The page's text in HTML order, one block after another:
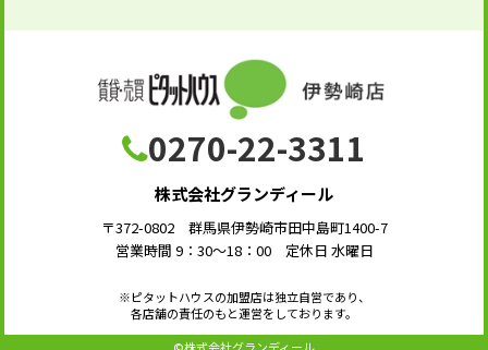
0270-22-3311
株式会社グランディール
〒372-0802 群馬県伊勢崎市田中島町1400-7
営業時間 9：30～18：00 定休日 水曜日
※ピタットハウスの加盟店は独立自営であり、
各店舗の責任のもと運営をしております。